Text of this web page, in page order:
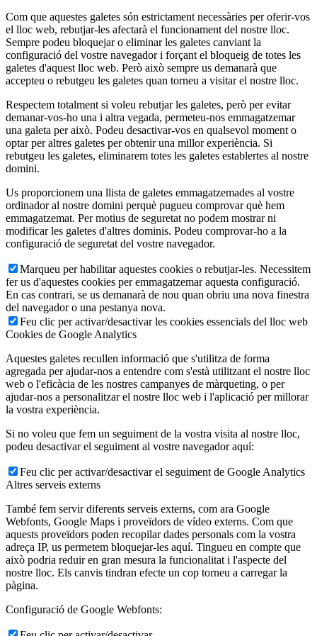
Com que aquestes galetes són estrictament necessàries per oferir-vos
el lloc web, rebutjar-les afectarà el funcionament del nostre lloc.
Sempre podeu bloquejar o eliminar les galetes canviant la
configuració del vostre navegador i forçant el bloqueig de totes les
galetes d'aquest lloc web. Però això sempre us demanarà que
accepteu o rebutgeu les galetes quan torneu a visitar el nostre lloc.
Respectem totalment si voleu rebutjar les galetes, però per evitar
demanar-vos-ho una i altra vegada, permeteu-nos emmagatzemar
una galeta per això. Podeu desactivar-vos en qualsevol moment o
optar per altres galetes per obtenir una millor experiència. Si
rebutgeu les galetes, eliminarem totes les galetes establertes al nostre
domini.
Us proporcionem una llista de galetes emmagatzemades al vostre
ordinador al nostre domini perquè pugueu comprovar què hem
emmagatzemat. Per motius de seguretat no podem mostrar ni
modificar les galetes d'altres dominis. Podeu comprovar-ho a la
configuració de seguretat del vostre navegador.
Marqueu per habilitar aquestes cookies o rebutjar-les. Necessitem
fer us d'aquestes cookies per emmagatzemar aquesta configuració.
En cas contrari, se us demanarà de nou quan obriu una nova finestra
del navegador o una pestanya nova.
Feu clic per activar/desactivar les cookies essencials del lloc web
Cookies de Google Analytics
Aquestes galetes recullen informació que s'utilitza de forma
agregada per ajudar-nos a entendre com s'està utilitzant el nostre lloc
web o l'eficàcia de les nostres campanyes de màrqueting, o per
ajudar-nos a personalitzar el nostre lloc web i l'aplicació per millorar
la vostra experiència.
Si no voleu que fem un seguiment de la vostra visita al nostre lloc,
podeu desactivar el seguiment al vostre navegador aquí:
Feu clic per activar/desactivar el seguiment de Google Analytics
Altres serveis externs
També fem servir diferents serveis externs, com ara Google
Webfonts, Google Maps i proveïdors de vídeo externs. Com que
aquests proveïdors poden recopilar dades personals com la vostra
adreça IP, us permetem bloquejar-les aquí. Tingueu en compte que
això podria reduir en gran mesura la funcionalitat i l'aspecte del
nostre lloc. Els canvis tindran efecte un cop torneu a carregar la
pàgina.
Configuració de Google Webfonts: